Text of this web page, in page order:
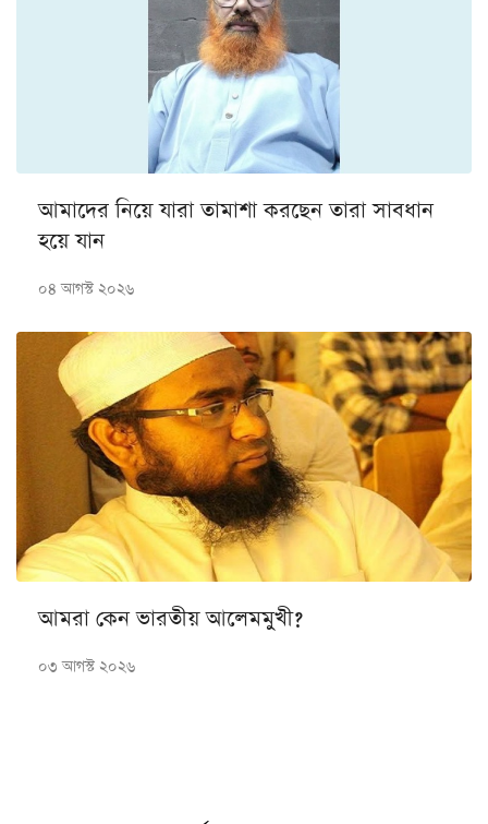
আমাদের নিয়ে যারা তামাশা করছেন তারা সাবধান
হয়ে যান
০৪ আগস্ট ২০২৬
আমরা কেন ভারতীয় আলেমমুখী?
০৩ আগস্ট ২০২৬